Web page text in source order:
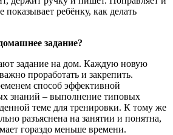
показывает ребёнку, как делать
задание?
задание на дом. Каждую новую
проработать и закрепить.
способ эффективной
знаний – выполнение типовых
теме для тренировки. К тому же
разъяснена на занятии и понятна,
гораздо меньше времени.